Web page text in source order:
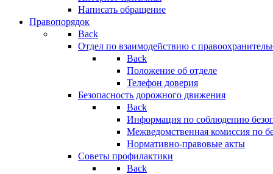
Написать обращение
Правопорядок
Back
Отдел по взаимодействию с
Back
Положение об отделе
Телефон доверия
Безопасность дорожного движения
Back
Информация по соблюдению
Межведомственная комиссия по
Нормативно-правовые акты
Советы профилактики
Back